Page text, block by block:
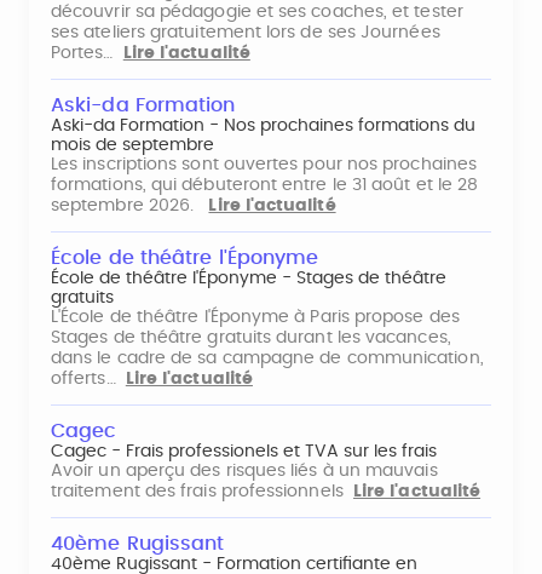
découvrir sa pédagogie et ses coaches, et tester
ses ateliers gratuitement lors de ses Journées
Portes…
Lire l'actualité
Aski-da Formation
Aski-da Formation - Nos prochaines formations du
mois de septembre
Les inscriptions sont ouvertes pour nos prochaines
formations, qui débuteront entre le 31 août et le 28
septembre 2026.
Lire l'actualité
École de théâtre l'Éponyme
École de théâtre l'Éponyme - Stages de théâtre
gratuits
L'École de théâtre l'Éponyme à Paris propose des
Stages de théâtre gratuits durant les vacances,
dans le cadre de sa campagne de communication,
offerts…
Lire l'actualité
Cagec
Cagec - Frais professionels et TVA sur les frais
Avoir un aperçu des risques liés à un mauvais
traitement des frais professionnels
Lire l'actualité
40ème Rugissant
40ème Rugissant - Formation certifiante en